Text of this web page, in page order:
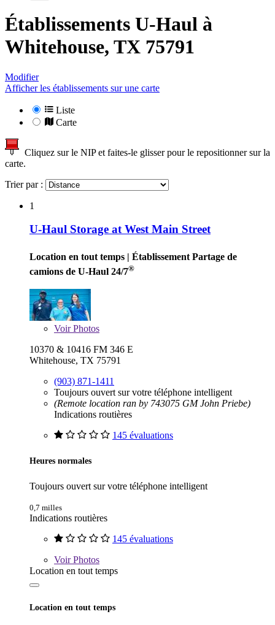
Établissements U-Haul à
Whitehouse, TX 75791
Modifier
Afficher les établissements sur une carte
Liste
Carte
Cliquez sur le NIP et faites-le glisser pour le repositionner sur la
carte.
Trier par :
1
U-Haul Storage at West Main Street
Location en tout temps | Établissement Partage de
camions de U-Haul 24/7®
VoirPhotos
10370 & 10416 FM 346 E
Whitehouse, TX 75791
(903) 871-1411
Toujours ouvert sur votre téléphone intelligent
(Remote location ran by 743075 GM John Priebe)
Indications routières
145 évaluations
Heures normales
Toujours ouvert sur votre téléphone intelligent
0,7 milles
Indications routières
145 évaluations
VoirPhotos
Location en tout temps
Location en tout temps